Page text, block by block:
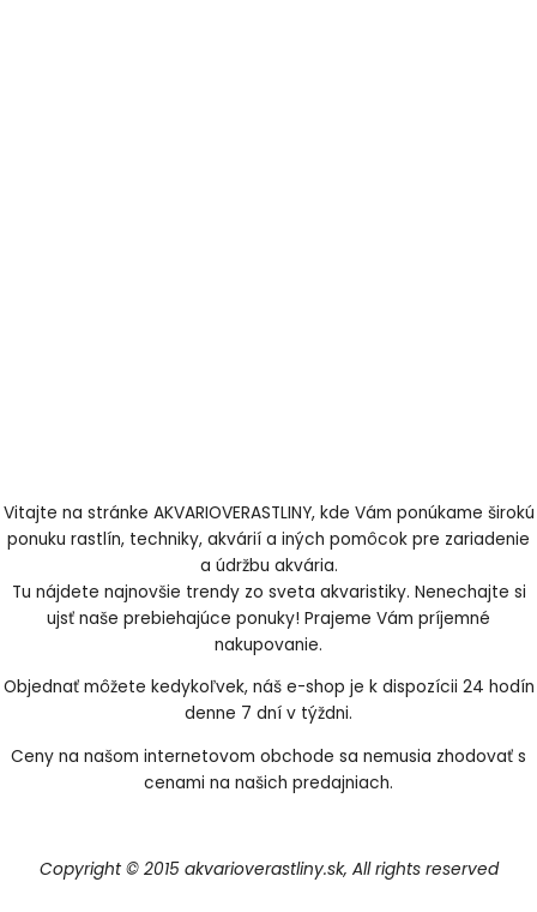
Vitajte na stránke AKVARIOVERASTLINY, kde Vám ponúkame širokú
ponuku rastlín, techniky, akvárií a iných pomôcok pre zariadenie
a údržbu akvária.
Tu nájdete najnovšie trendy zo sveta akvaristiky. Nenechajte si
ujsť naše prebiehajúce ponuky! Prajeme Vám príjemné
nakupovanie.
Objednať môžete kedykoľvek, náš e-shop je k dispozícii 24 hodín
denne 7 dní v týždni.
Ceny na našom internetovom obchode sa nemusia zhodovať s
cenami na našich predajniach.
Copyright © 2015 akvarioverastliny.sk, All rights reserved